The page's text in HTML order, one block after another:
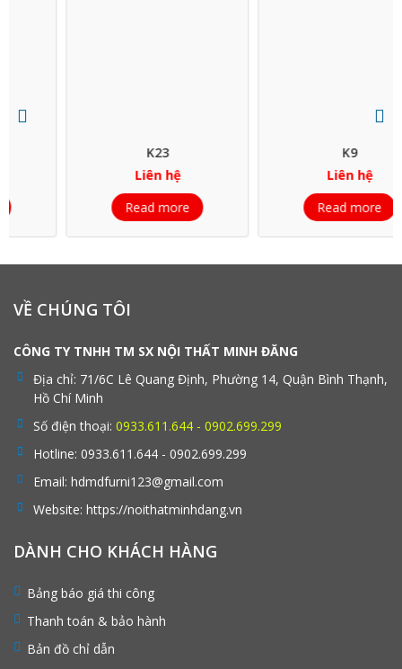
Read more
Read more
VỀ CHÚNG TÔI
CÔNG TY TNHH TM SX NỘI THẤT MINH ĐĂNG
Địa chỉ: 71/6C Lê Quang Định, Phường 14, Quận Bình Thạnh,
Hồ Chí Minh
Số điện thoại: 0933.611.644 - 0902.699.299
Hotline: 0933.611.644 - 0902.699.299
Email: hdmdfurni123@gmail.com
Website: https://noithatminhdang.vn
DÀNH CHO KHÁCH HÀNG
Bảng báo giá thi công
Thanh toán & bảo hành
Bản đồ chỉ dẫn